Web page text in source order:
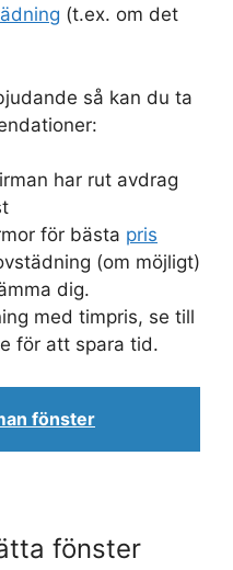
(t.ex. om det
så kan du ta
har rut avdrag
för bästa pris
(om möjligt)
dig.
med timpris, se till
för att spara tid.
fönster
fönster